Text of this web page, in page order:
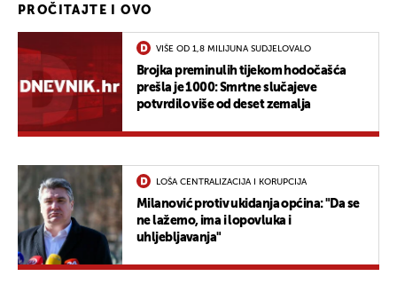
PROČITAJTE I OVO
VIŠE OD 1,8 MILIJUNA SUDJELOVALO
Brojka preminulih tijekom hodočašća
prešla je 1000: Smrtne slučajeve
potvrdilo više od deset zemalja
LOŠA CENTRALIZACIJA I KORUPCIJA
Milanović protiv ukidanja općina: "Da se
ne lažemo, ima i lopovluka i
uhljebljavanja"